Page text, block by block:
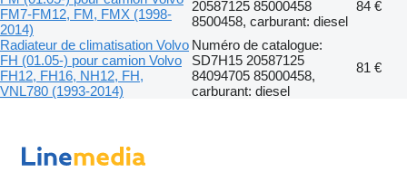
FM7-FM12, FM, FMX (1998-
2014)
20587125 85000458
8500458, carburant: diesel
84 €
Radiateur de climatisation Volvo
FH (01.05-) pour camion Volvo
FH12, FH16, NH12, FH,
VNL780 (1993-2014)
Numéro de catalogue:
SD7H15 20587125
84094705 85000458,
carburant: diesel
81 €